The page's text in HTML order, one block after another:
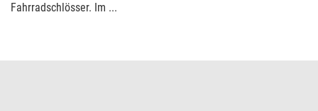
Fahrradschlösser. Im ...